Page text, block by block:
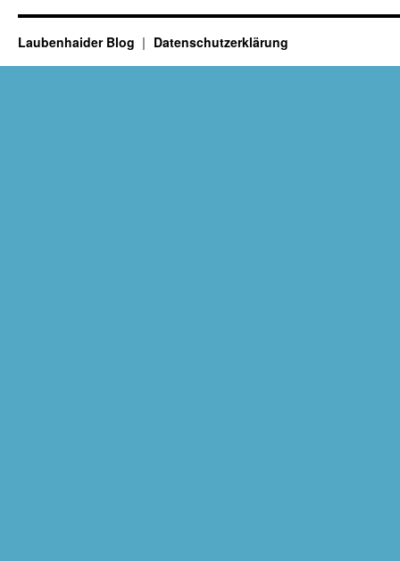
Laubenhaider Blog Datenschutzerklärung